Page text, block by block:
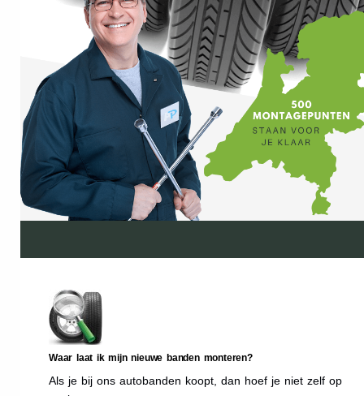
Waar laat ik mijn nieuwe banden monteren?
Als je bij ons autobanden koopt, dan hoef je niet zelf op